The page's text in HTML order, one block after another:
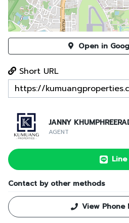
Open in
Short URL
JANNY
AGENT
Line
Contact by other methods
View Phone